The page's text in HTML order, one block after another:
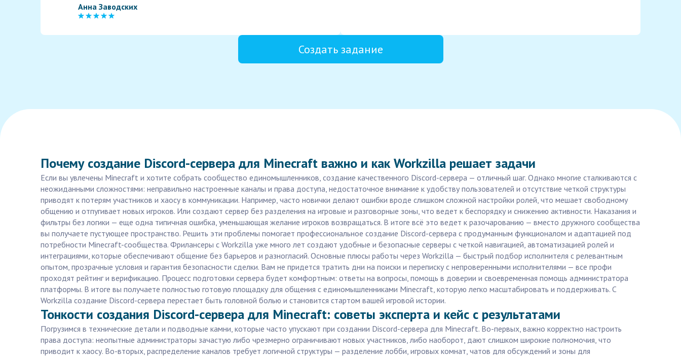
Анна Заводских
Создать задание
Почему создание Discord-сервера для Minecraft важно и как Workzilla решает задачи
Если вы увлечены Minecraft и хотите собрать сообщество единомышленников, создание качественного Discord-сервера — отличный шаг. Однако многие сталкиваются с
неожиданными сложностями: неправильно настроенные каналы и права доступа, недостаточное внимание к удобству пользователей и отсутствие четкой структуры
приводят к потерям участников и хаосу в коммуникации. Например, часто новички делают ошибки вроде слишком сложной настройки ролей, что мешает свободному
общению и отпугивает новых игроков. Или создают сервер без разделения на игровые и разговорные зоны, что ведет к беспорядку и снижению активности. Наказания и
фильтры без логики — еще одна типичная ошибка, уменьшающая желание игроков возвращаться. В итоге всё это ведет к разочарованию — вместо дружного сообщества
вы получаете пустующее пространство. Решить эти проблемы помогает профессиональное создание Discord-сервера с продуманным функционалом и адаптацией под
потребности Minecraft-сообщества. Фрилансеры с Workzilla уже много лет создают удобные и безопасные серверы с четкой навигацией, автоматизацией ролей и
интеграциями, которые обеспечивают общение без барьеров и разногласий. Основные плюсы работы через Workzilla — быстрый подбор исполнителя с релевантным
опытом, прозрачные условия и гарантия безопасности сделки. Вам не придется тратить дни на поиски и переписку с непроверенными исполнителями — все профи
проходят рейтинг и верификацию. Процесс подготовки сервера будет комфортным: ответы на вопросы, помощь в доверии и своевременная помощь администратора
платформы. В итоге вы получаете полностью готовую площадку для общения с единомышленниками Minecraft, которую легко масштабировать и поддерживать. С
Workzilla создание Discord-сервера перестает быть головной болью и становится стартом вашей игровой истории.
Тонкости создания Discord-сервера для Minecraft: советы эксперта и кейс с результатами
Погрузимся в технические детали и подводные камни, которые часто упускают при создании Discord-сервера для Minecraft. Во-первых, важно корректно настроить
права доступа: неопытные администраторы зачастую либо чрезмерно ограничивают новых участников, либо наоборот, дают слишком широкие полномочия, что
приводит к хаосу. Во-вторых, распределение каналов требует логичной структуры — разделение лобби, игровых комнат, чатов для обсуждений и зоны для